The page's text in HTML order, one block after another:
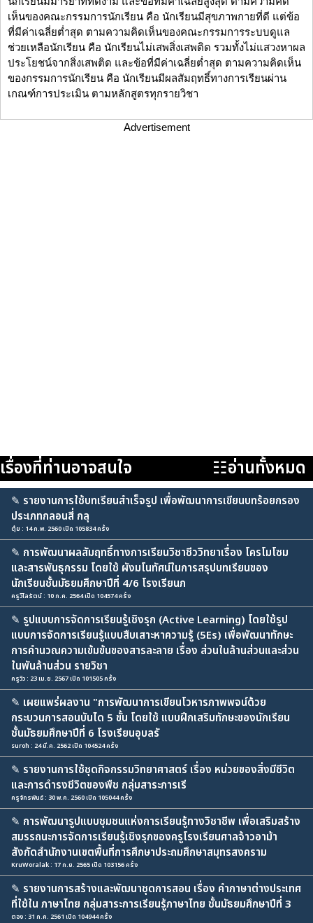
เห็นของคณะกรรมการนักเรียน คือ นักเรียนมีสุขภาพกายที่ดี แต่ข้อ
ที่มีค่าเฉลี่ยต่ำสุด ตามความคิดเห็นของคณะกรรมการระบบดูแล
ช่วยเหลือนักเรียน คือ นักเรียนไม่เสพสิ่งเสพติด รวมทั้งไม่แสวงหาผล
ประโยชน์จากสิ่งเสพติด และข้อที่มีค่าเฉลี่ยต่ำสุด ตามความคิดเห็น
ของกรรมการนักเรียน คือ นักเรียนมีผลสัมฤทธิ์ทางการเรียนผ่าน
เกณฑ์การประเมิน ตามหลักสูตรทุกรายวิชา
Advertisement
เรื่องที่ท่านอาจสนใจ ☷อ่านทั้งหมด
✎ รายงานการใช้บทเรียนสำเร็จรูป เพื่อพัฒนาการเขียนบทร้อยกรอง
ประเภทกลอนสี่ กลุ
ตุ๋ย : 14 ก.พ. 2560 เปิด 105834 ครั้ง
✎ การพัฒนาผลสัมฤทธิ์ทางการเรียนวิชาชีววิทยาเรื่อง โครโมโซม
และสารพันธุกรรม โดยใช้ ผังมโนทัศน์ในการสรุปบทเรียนของ
นักเรียนชั้นมัธยมศึกษาปีที่ 4/6 โรงเรียนภ
ครูวิไลรัตน์ : 10 ก.ค. 2564 เปิด 104574 ครั้ง
✎ รูปแบบการจัดการเรียนรู้เชิงรุก (Active Learning) โดยใช้รูป
แบบการจัดการเรียนรู้แบบสืบเสาะหาความรู้ (5Es) เพื่อพัฒนาทักษะ
การคำนวณความเข้มข้นของสารละลาย เรื่อง ส่วนในล้านส่วนและส่วน
ในพันล้านส่วน รายวิชา
ครูวิว : 23 เม.ย. 2567 เปิด 101505 ครั้ง
✎ เผยแพร่ผลงาน "การพัฒนาการเขียนโวหารภาพพจน์ด้วย
กระบวนการสอนบันได 5 ขั้น โดยใช้ แบบฝึกเสริมทักษะของนักเรียน
ชั้นมัธยมศึกษาปีที่ 6 โรงเรียนอุบลรั
suroh : 24 มี.ค. 2562 เปิด 104524 ครั้ง
✎ รายงานการใช้ชุดกิจกรรมวิทยาศาสตร์ เรื่อง หน่วยของสิ่งมีชีวิต
และการดำรงชีวิตของพืช กลุ่มสาระการเรี
ครูจักรพันธ์ : 30 พ.ค. 2560 เปิด 105044 ครั้ง
✎ การพัฒนารูปแบบชุมชนแห่งการเรียนรู้ทางวิชาชีพ เพื่อเสริมสร้าง
สมรรถนะการจัดการเรียนรู้เชิงรุกของครูโรงเรียนศาลจ้าวอาม้า
สังกัดสำนักงานเขตพื้นที่การศึกษาประถมศึกษาสมุทรสงคราม
KruWoralak : 17 ก.ย. 2565 เปิด 103156 ครั้ง
✎ รายงานการสร้างและพัฒนาชุดการสอน เรื่อง คำภาษาต่างประเทศ
ที่ใช้ใน ภาษาไทย กลุ่มสาระการเรียนรู้ภาษาไทย ชั้นมัธยมศึกษาปีที่ 3
ตอง : 31 ก.ค. 2561 เปิด 104944 ครั้ง